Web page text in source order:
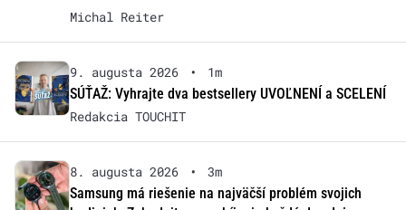
Michal Reiter
9. augusta 2026 •
1m
SÚŤAŽ: Vyhrajte dva bestsellery UVOĽNENÍ a SCELENÍ
Redakcia TOUCHIT
8. augusta 2026 •
3m
Samsung má riešenie na najväčší problém svojich